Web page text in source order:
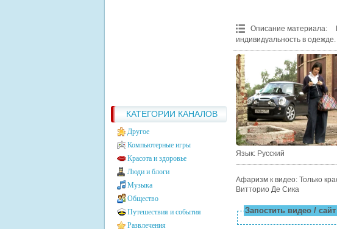
КАТЕГОРИИ КАНАЛОВ
Другое
Компьютерные игры
Красота и здоровье
Люди и блоги
Музыка
Общество
Путешествия и события
Развлечения
Описание материала:
индивидуальность в одежде.
Язык: Русский
Афаризм к видео: Только
Витторио Де Сика
Запостить видео /